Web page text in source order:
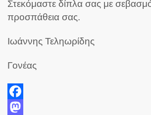
Στεκόμαστε δίπλα σας με
προσπάθεια σας.
Ιωάννης Τεληωρίδης
Γονέας
Facebook